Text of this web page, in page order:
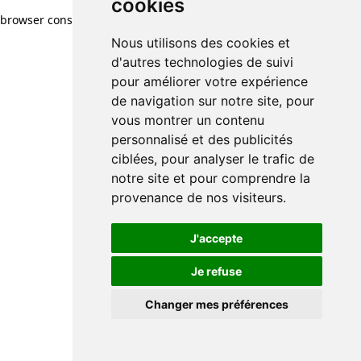
cookies
Nous utilisons des cookies et
d'autres technologies de suivi
pour améliorer votre expérience
de navigation sur notre site, pour
vous montrer un contenu
personnalisé et des publicités
ciblées, pour analyser le trafic de
notre site et pour comprendre la
provenance de nos visiteurs.
J'accepte
Je refuse
Changer mes préférences
browser console for more information)